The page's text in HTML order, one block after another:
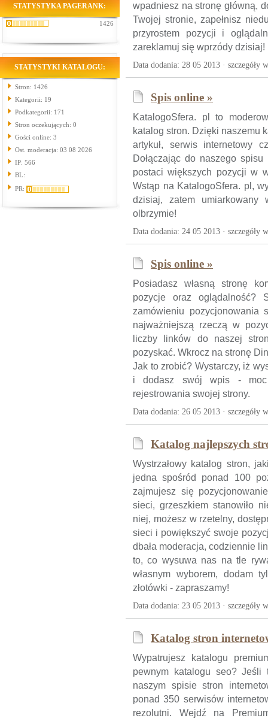
STATYSTYKA PAGERANK:
1426
STATYSTYKI KATALOGU:
Stron: 1426
Kategorii: 19
Podkategorii: 171
Stron oczekujących: 0
Gości online: 3
Ost. moderacja: 03 08 2026
IP: 566
BL:
PR:
wpadniesz na stronę główną,
Twojej stronie, zapełnisz
przyrostem pozycji i
zareklamuj się wprzódy dzisiaj!
Data dodania: 28 05 2013 · szczegóły
Spis online »
KatalogoSfera. pl to
katalog stron. Dzięki naszemu
artykuł, serwis internetowy
Dołączając do naszego
postaci większych pozycji w
Wstąp na KatalogoSfera. pl,
dzisiaj, zatem umiarkowany
olbrzymie!
Data dodania: 24 05 2013 · szczegóły
Spis online »
Posiadasz własną stronę
pozycje oraz oglądalność?
zamówieniu pozycjonowania
najważniejszą rzeczą w
liczby linków do naszej
pozyskać. Wkrocz na stronę
Jak to zrobić? Wystarczy, iż
i dodasz swój wpis - moc
rejestrowania swojej strony.
Data dodania: 26 05 2013 · szczegóły
Katalog najlepszych
Wystrzałowy katalog stron,
jedna spośród ponad 100
zajmujesz się
sieci, grzeszkiem stanowiło
niej, możesz w rzetelny,
sieci i powiększyć swoje
dbała moderacja, codziennie
to, co wysuwa nas na tle
własnym wyborem, dodam
złotówki - zapraszamy!
Data dodania: 23 05 2013 · szczegóły
Katalog stron
Wypatrujesz katalogu
pewnym katalogu seo?
naszym spisie stron
ponad 350 serwisów
rezolutni. Wejdź na